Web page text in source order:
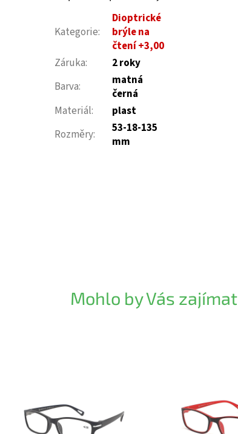
Kategorie:
Dioptrické
brýle na
čtení +3,00
Záruka:
2 roky
Barva:
matná
černá
Materiál:
plast
Rozměry:
53-18-135
mm
Mohlo by Vás zajímat